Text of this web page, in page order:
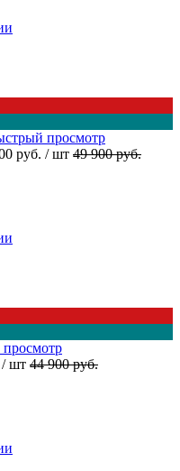
просмотр
руб. / шт 49 900 руб.
/ шт 44 900 руб.